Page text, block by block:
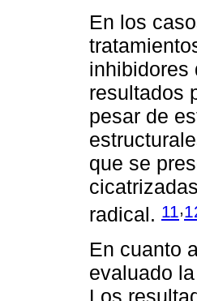
En los
inhibidores
resultados
pesar de
que se
radical. 11,
En cuanto
evaluado
Los